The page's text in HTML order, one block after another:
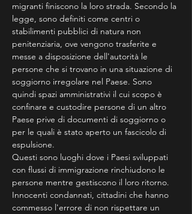
migranti finiscono la loro strada. Secondo la
legge, sono definiti come centri o
stabilimenti pubblici di natura non
penitenziaria, ove vengono trasferite e
messe a disposizione dell'autorità le
persone che si trovano in una situazione di
soggiorno irregolare nel Paese. Sono
quindi spazi amministrativi il cui scopo è
confinare e custodire persone di un altro
Paese prive di documenti di soggiorno o
per le quali è stato aperto un fascicolo di
espulsione.
Questi sono luoghi dove i Paesi sviluppati
con flussi di immigrazione rinchiudono le
persone mentre gestiscono il loro ritorno.
Innocenti condannati, cittadini che hanno
commesso l'errore di non rispettare un